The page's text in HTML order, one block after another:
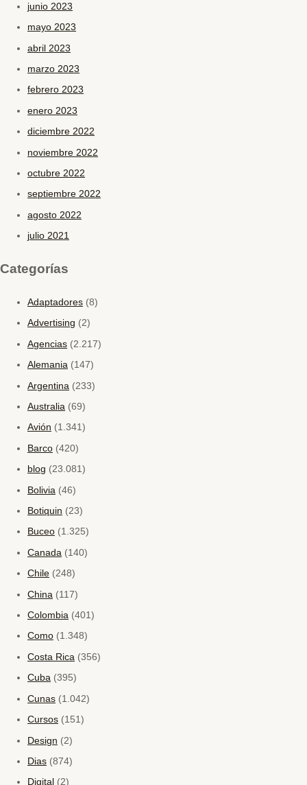
junio 2023
mayo 2023
abril 2023
marzo 2023
febrero 2023
enero 2023
diciembre 2022
noviembre 2022
octubre 2022
septiembre 2022
agosto 2022
julio 2021
Categorías
Adaptadores (8)
Advertising (2)
Agencias (2.217)
Alemania (147)
Argentina (233)
Australia (69)
Avión (1.341)
Barco (420)
blog (23.081)
Bolivia (46)
Botiquin (23)
Buceo (1.325)
Canada (140)
Chile (248)
China (117)
Colombia (401)
Como (1.348)
Costa Rica (356)
Cuba (395)
Cunas (1.042)
Cursos (151)
Design (2)
Dias (874)
Digital (2)